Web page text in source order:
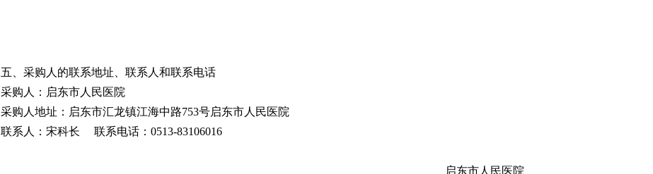
五、采购人的联系地址、联系人和联系电话
采购人：启东市人民医院
采购人地址：启东市汇龙镇江海中路753号启东市人民医院
联系人：宋科长 联系电话：0513-83106016
启东市人民医院